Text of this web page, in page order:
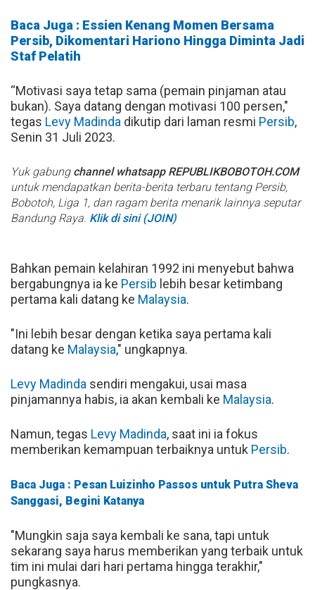
Baca Juga : Essien Kenang Momen Bersama
Persib, Dikomentari Hariono Hingga Diminta Jadi
Staf Pelatih
“Motivasi saya tetap sama (pemain pinjaman atau
bukan). Saya datang dengan motivasi 100 persen,"
tegas Levy Madinda dikutip dari laman resmi Persib,
Senin 31 Juli 2023.
Yuk gabung channel whatsapp REPUBLIKBOBOTOH.COM
untuk mendapatkan berita-berita terbaru tentang Persib,
Bobotoh, Liga 1, dan ragam berita menarik lainnya seputar
Bandung Raya. Klik di sini (JOIN)
Bahkan pemain kelahiran 1992 ini menyebut bahwa
bergabungnya ia ke Persib lebih besar ketimbang
pertama kali datang ke Malaysia.
"Ini lebih besar dengan ketika saya pertama kali
datang ke Malaysia," ungkapnya.
Levy Madinda sendiri mengakui, usai masa
pinjamannya habis, ia akan kembali ke Malaysia.
Namun, tegas Levy Madinda, saat ini ia fokus
memberikan kemampuan terbaiknya untuk Persib.
Baca Juga : Pesan Luizinho Passos untuk Putra Sheva
Sanggasi, Begini Katanya
"Mungkin saja saya kembali ke sana, tapi untuk
sekarang saya harus memberikan yang terbaik untuk
tim ini mulai dari hari pertama hingga terakhir,"
pungkasnya.